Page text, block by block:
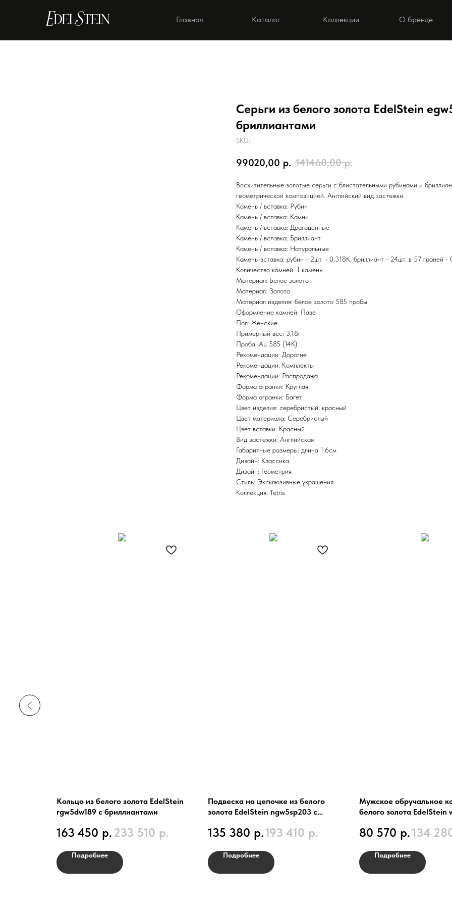
Коллекции О бренде
Каталог
Главная
Серьги из белого золота EdelStein
бриллиантами
SKU:
99020,00 р. 141460,00 р.
Восхитительные золотые серьги с блистательными рубинами и
геометрической композицией. Английский вид застежки.
Камень / вставка: Рубин
Камень / вставка: Камни
Камень / вставка: Драгоценные
Камень / вставка: Бриллиант
Камень / вставка: Натуральные
Камень-вставка: рубин - 2шт. - 0,318К, бриллиант - 24шт. в 57 граней -
Количество камней: 1 камень
Материал: Белое золото
Материал: Золото
Материал изделия: белое золото 585 пробы
Оформление камней: Паве
Пол: Женские
Примерный вес: 3,18г
Проба: Au 585 (14K)
Рекомендации: Дорогие
Рекомендации: Комплекты
Рекомендации: Распродажа
Форма огранки: Круглая
Форма огранки: Багет
Цвет изделия: серебристый, красный
Цвет материала: Серебристый
Цвет вставки: Красный
Вид застежки: Английская
Габаритные размеры: длина 1,6см
Дизайн: Классика
Дизайн: Геометрия
Стиль: Эксклюзивные украшения
Коллекция: Tetris
Кольцо из белого золота EdelStein
rgw5dw189 с бриллиантами
163 450 р.233 510 р.
Подробнее
Подвеска на цепочке из белого
золота EdelStein ngw5sp203 с
135 380 р.193 410 р.
Подробнее
Мужское обручальное
белого золота EdelStein
80 570 р.134
Подробнее